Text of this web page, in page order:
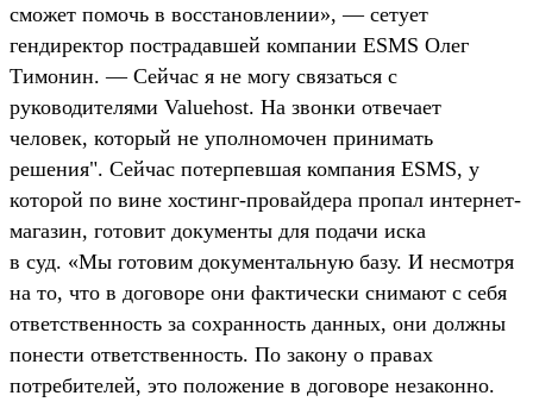
сможет помочь в восстановлении», — сетует
гендиректор пострадавшей компании ESMS Олег
Тимонин. — Сейчас я не могу связаться с
руководителями Valuehost. На звонки отвечает
человек, который не уполномочен принимать
решения". Сейчас потерпевшая компания ESMS, у
которой по вине хостинг-провайдера пропал интернет-
магазин, готовит документы для подачи иска
в суд. «Мы готовим документальную базу. И несмотря
на то, что в договоре они фактически снимают с себя
ответственность за сохранность данных, они должны
понести ответственность. По закону о правах
потребителей, это положение в договоре незаконно.